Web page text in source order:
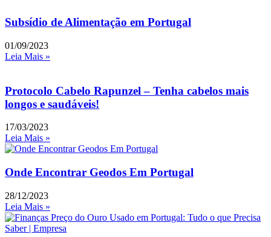
Subsídio de Alimentação em Portugal
01/09/2023
Leia Mais »
Protocolo Cabelo Rapunzel – Tenha cabelos mais
longos e saudáveis!
17/03/2023
Leia Mais »
Onde Encontrar Geodos Em Portugal
28/12/2023
Leia Mais »